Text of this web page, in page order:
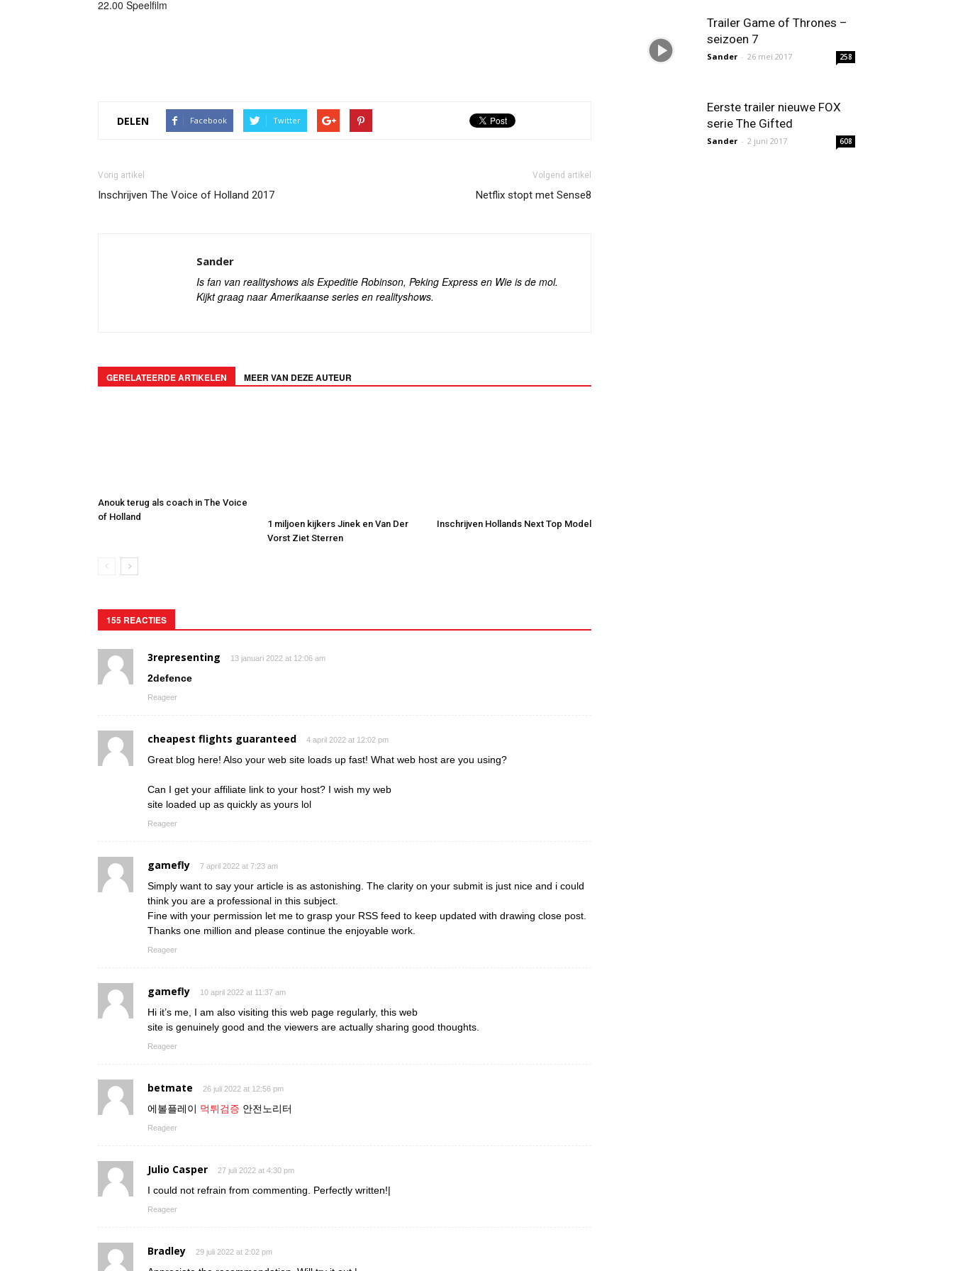
22.00 Speelfilm
DELEN Facebook Twitter
Vorig artikel
Inschrijven The Voice of Holland 2017
Volgend artikel
Netflix stopt met Sense8
Sander
Is fan van realityshows als Expeditie Robinson, Peking Express en Wie is de mol.
Kijkt graag naar Amerikaanse series en realityshows.
GERELATEERDE ARTIKELEN MEER VAN DEZE AUTEUR
Anouk terug als coach in The Voice
of Holland
1 miljoen kijkers Jinek en Van Der
Vorst Ziet Sterren
Inschrijven Hollands Next Top Model
155 REACTIES
3representing 13 januari 2022 at 12:06 am
2defence
Reageer
cheapest flights guaranteed 4 april 2022 at 12:02 pm
Great blog here! Also your web site loads up fast! What web host are you using?
Can I get your affiliate link to your host? I wish my web
site loaded up as quickly as yours lol
Reageer
gamefly 7 april 2022 at 7:23 am
Simply want to say your article is as astonishing. The clarity on your submit is just nice and i could
think you are a professional in this subject.
Fine with your permission let me to grasp your RSS feed to keep updated with drawing close post.
Thanks one million and please continue the enjoyable work.
Reageer
gamefly 10 april 2022 at 11:37 am
Hi it’s me, I am also visiting this web page regularly, this web
site is genuinely good and the viewers are actually sharing good thoughts.
Reageer
betmate 26 juli 2022 at 12:56 pm
에볼플레이 먹튀검증 안전노리터
Reageer
Julio Casper 27 juli 2022 at 4:30 pm
I could not refrain from commenting. Perfectly written!|
Reageer
Bradley 29 juli 2022 at 2:02 pm
Trailer Game of Thrones –
seizoen 7
Sander - 26 mei 2017 258
Eerste trailer nieuwe FOX
serie The Gifted
Sander - 2 juni 2017 608